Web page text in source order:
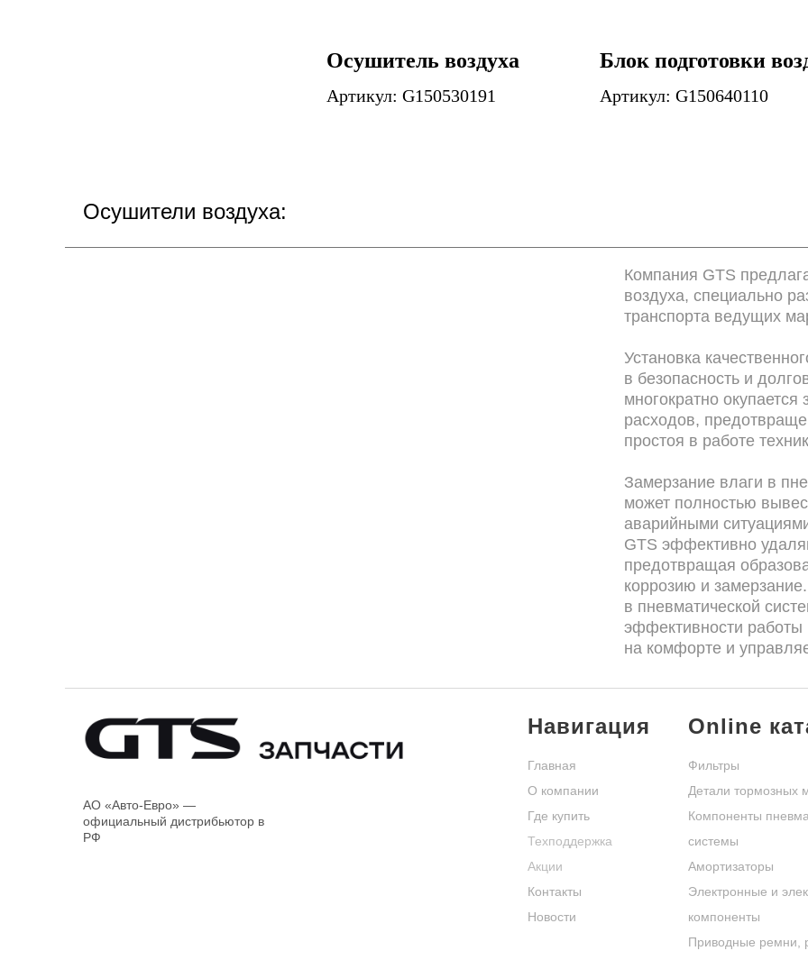
Осушитель воздуха
Артикул: G150530191
Блок подготовки
Артикул: G150640110
Осушители воздуха:
Компания GTS
воздуха, специально
транспорта ведущих
Установка
в безопасность и
многократно
расходов,
простоя в работе
Замерзание влаги в
может полностью
аварийными
GTS эффективно
предотвращая
коррозию и
в пневматической
эффективности работы
на комфорте и
Компания GTS
Все устройства
Online
Навигация
Главная
О компании
Где купить
Техподдержка
Акции
Контакты
Новости
Фильтры
Детали тормозных
Компоненты
системы
Амортизаторы
Электронные и
компоненты
Приводные ремни,
АО «Авто-Евро» —
официальный дистрибьютор в
РФ